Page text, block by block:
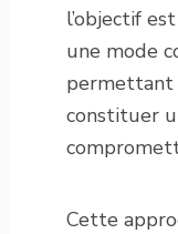
l’objectif
une mode
permettant
constituer
Cette